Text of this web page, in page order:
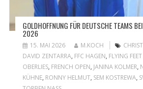
GOLDHOFFNUNG FÜR DEUTSCHE TEAMS
2026
15. MAI 2026 M.KOCH
DAVID ZENTARRA, FFC HAGEN, FLYING
OBERLIES, FRENCH OPEN, JANINA KOLMER,
KÜHNE, RONNY HELMUT, SEM KOSTREWA,